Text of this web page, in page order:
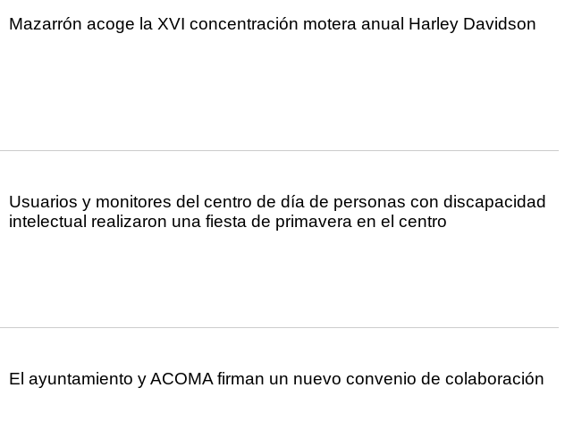
Mazarrón acoge la XVI concentración motera anual Harley Davidson
Usuarios y monitores del centro de día de personas con discapacidad
intelectual realizaron una fiesta de primavera en el centro
El ayuntamiento y ACOMA firman un nuevo convenio de colaboración